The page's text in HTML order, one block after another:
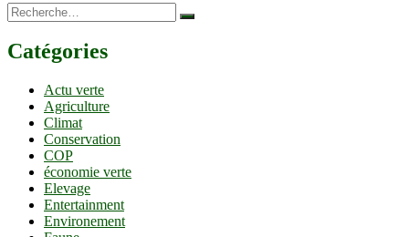
Recherche…
Catégories
Actu verte
Agriculture
Climat
Conservation
COP
économie verte
Elevage
Entertainment
Environement